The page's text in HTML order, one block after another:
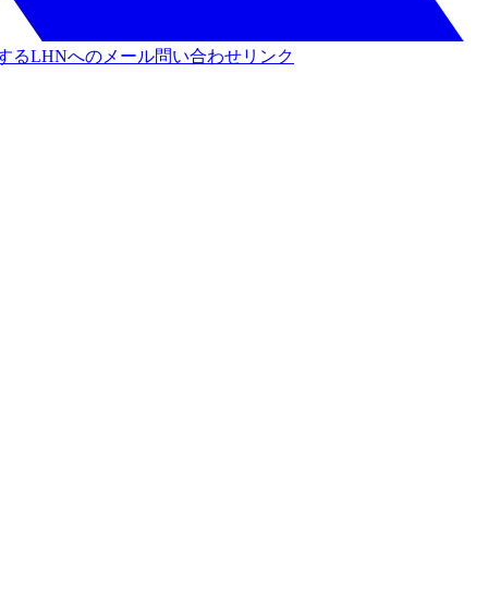
るLHNへのメール問い合わせリンク